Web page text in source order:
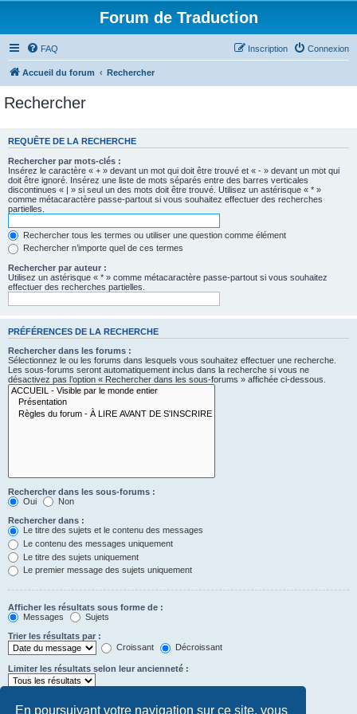
En poursuivant votre navigation sur ce site, vous
Forum de Traduction
FAQ Connexion
Inscription
Accueil du forum Rechercher
Rechercher
REQUÊTE DE LA RECHERCHE
Rechercher par mots-clés :
Insérez le caractère « + » devant un mot qui doit être trouvé et « - » devant un mot qui
doit être ignoré. Insérez une liste de mots séparés entre des barres verticales
discontinues « | » si seul un des mots doit être trouvé. Utilisez un astérisque « * »
comme métacaractère passe-partout si vous souhaitez effectuer des recherches
partielles.
Rechercher tous les termes ou utiliser une question comme élément
Rechercher n’importe quel de ces termes
Rechercher par auteur :
Utilisez un astérisque « * » comme métacaractère passe-partout si vous souhaitez
effectuer des recherches partielles.
PRÉFÉRENCES DE LA RECHERCHE
Rechercher dans les forums :
Sélectionnez le ou les forums dans lesquels vous souhaitez effectuer une recherche.
Les sous-forums seront automatiquement inclus dans la recherche si vous ne
désactivez pas l’option « Rechercher dans les sous-forums » affichée ci-dessous.
Rechercher dans les sous-forums :
Oui
Non
Rechercher dans :
Le titre des sujets et le contenu des messages
Le contenu des messages uniquement
Le titre des sujets uniquement
Le premier message des sujets uniquement
Afficher les résultats sous forme de :
Messages
Sujets
Trier les résultats par :
Croissant
Décroissant
Limiter les résultats selon leur ancienneté :